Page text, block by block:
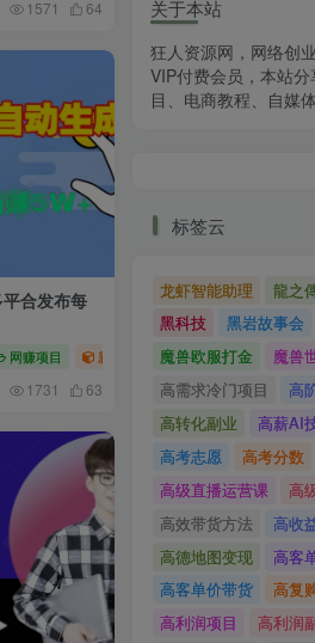
1571 64
提升课程
合发布每
网赚项目 新媒体项目 网赚项目
1731 63
关于本站
狂人资源网，网络创
VIP付费会员，本站
目、电商教程、自媒体
标签云
龙虾智能助理 龍之
黑科技
黑岩故事会
魔兽欧服打金
魔兽
高需求冷门项目
高
高转化副业
高薪AI
高考志愿
高考分数
高级直播运营课
高
高效带货方法
高收
高德地图变现
高客
高客单价带货
高复
高利润项目
高利润